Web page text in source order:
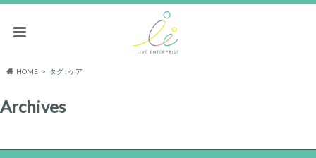
HOME タグ : ケア
Archives